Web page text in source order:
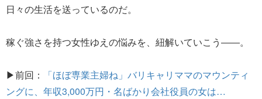
日々の生活を送っているのだ。
稼ぐ強さを持つ女性ゆえの悩みを、紐解いていこう――。
▶前回：
「ほぼ専業主婦ね」バリキャリママのマウンティ
ングに、年収3,000万円・名ばかり会社役員の女は…